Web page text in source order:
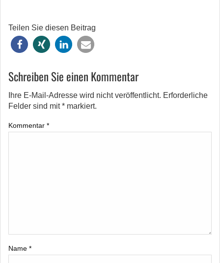
Teilen Sie diesen Beitrag
Schreiben Sie einen Kommentar
Ihre E-Mail-Adresse wird nicht veröffentlicht. Erforderliche
Felder sind mit* markiert.
Kommentar *
Name *